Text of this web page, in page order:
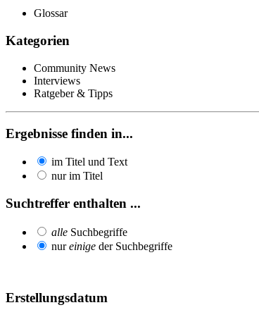
Glossar
Kategorien
Community News
Interviews
Ratgeber & Tipps
Ergebnisse finden in...
im Titel und Text
nur im Titel
Suchtreffer enthalten ...
alle Suchbegriffe
nureinige der Suchbegriffe
Erstellungsdatum